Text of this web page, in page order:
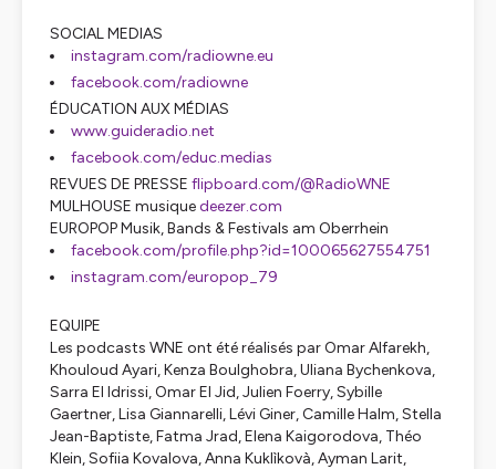
SOCIAL MEDIAS
instagram.com/radiowne.eu
facebook.com/radiowne
ÉDUCATION AUX MÉDIAS
www.guideradio.net
facebook.com/educ.medias
REVUES DE PRESSE flipboard.com/@RadioWNE
MULHOUSE musiquedeezer.com
EUROPOP Musik, Bands & Festivals am Oberrhein
facebook.com/profile.php?id=100065627554751
instagram.com/europop_79
EQUIPE
Les podcasts WNE ont été réalisés par Omar Alfarekh,
Khouloud Ayari, Kenza Boulghobra, Uliana Bychenkova,
Sarra El Idrissi, Omar El Jid, Julien Foerry, Sybille
Gaertner, Lisa Giannarelli, Lévi Giner, Camille Halm, Stella
Jean-Baptiste, Fatma Jrad, Elena Kaigorodova, Théo
Klein, Sofiia Kovalova, Anna Kuklìkovà, Ayman Larit,